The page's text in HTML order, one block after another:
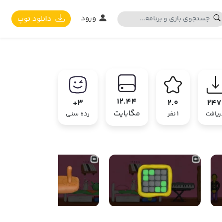
دانلود توپ
2.0
1 نفر
12.44
مگابایت
3+
رده سنی